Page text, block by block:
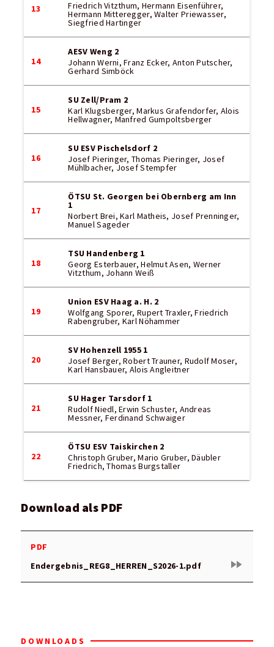
13 Friedrich Vitzthum, Hermann Eisenführer,
Hermann Mitteregger, Walter Priewasser,
Siegfried Hartinger
14
AESV Weng 2
Johann Werni, Franz Ecker, Anton Putscher,
Gerhard Simböck
15
SU Zell/Pram 2
Karl Klugsberger, Markus Grafendorfer, Alois
Hellwagner, Manfred Gumpoltsberger
16
SU ESV Pischelsdorf 2
Josef Pieringer, Thomas Pieringer, Josef
Mühlbacher, Josef Stempfer
17
ÖTSU St. Georgen bei Obernberg am Inn
1
Norbert Brei, Karl Matheis, Josef Prenninger,
Manuel Sageder
18
TSU Handenberg 1
Georg Esterbauer, Helmut Asen, Werner
Vitzthum, Johann Weiß
19
Union ESV Haag a. H. 2
Wolfgang Sporer, Rupert Traxler, Friedrich
Rabengruber, Karl Nöhammer
20
SV Hohenzell 1955 1
Josef Berger, Robert Trauner, Rudolf Moser,
Karl Hansbauer, Alois Angleitner
21
SU Hager Tarsdorf 1
Rudolf Niedl, Erwin Schuster, Andreas
Messner, Ferdinand Schwaiger
22
ÖTSU ESV Taiskirchen 2
Christoph Gruber, Mario Gruber, Däubler
Friedrich, Thomas Burgstaller
Download als PDF
PDF
Endergebnis_REG8_HERREN_S2026-1.pdf
fast_forward
DOWNLOADS